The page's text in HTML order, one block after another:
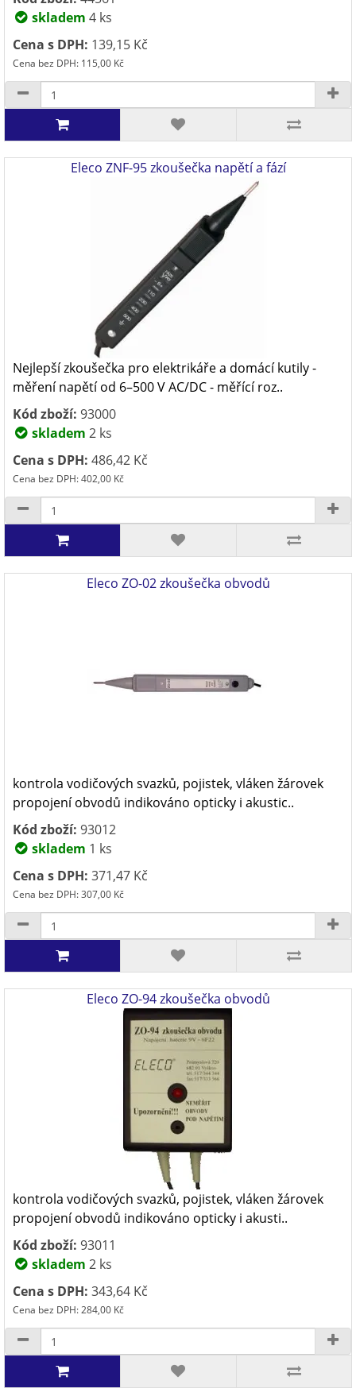
skladem 4 ks
Cena s DPH: 139,15 Kč
Cena bez DPH: 115,00 Kč
Eleco ZNF-95 zkoušečka napětí a fází
Nejlepší zkoušečka pro elektrikáře a domácí kutily -
měření napětí od 6–500 V AC/DC - měřící roz..
Kód zboží: 93000
skladem 2 ks
Cena s DPH: 486,42 Kč
Cena bez DPH: 402,00 Kč
Eleco ZO-02 zkoušečka obvodů
kontrola vodičových svazků, pojistek, vláken žárovek
propojení obvodů indikováno opticky i akustic..
Kód zboží: 93012
skladem 1 ks
Cena s DPH: 371,47 Kč
Cena bez DPH: 307,00 Kč
Eleco ZO-94 zkoušečka obvodů
kontrola vodičových svazků, pojistek, vláken žárovek
propojení obvodů indikováno opticky i akusti..
Kód zboží: 93011
skladem 2 ks
Cena s DPH: 343,64 Kč
Cena bez DPH: 284,00 Kč